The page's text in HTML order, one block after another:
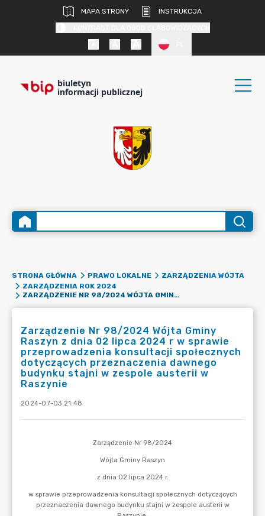
MAPA STRONY
INSTRUKCJA
biuletyn
informacji publicznej
STRONA GŁÓWNA PRAWO LOKALNE
ZARZĄDZENIA WÓJTA
ZARZĄDZENIA ROK 2024
ZARZĄDZENIE NR 98/2024 WÓJTA GMINY RASZYN Z DNIA 02 LIPCA 2024 R W SPRAWIE PRZEPROWADZENIA KONSULTACJI SPOŁECZNYCH DOTYCZĄCYCH PRZEZNACZENIA DAWNEGO BUDYNKU STAJNI W ZESPOLE AUSTERII W RASZYNIE
Zarządzenie Nr 98/2024 Wójta Gminy
Raszyn z dnia 02 lipca 2024 r w sprawie
przeprowadzenia konsultacji społecznych
dotyczących przeznaczenia dawnego
budynku stajni w zespole austerii w
Raszynie
2024-07-03 21:48